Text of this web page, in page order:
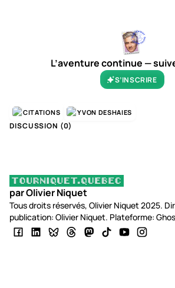
L’aventure continue —
S’INSCRIRE
CITATIONS YVON DESHAIES
DISCUSSION (0)
par Olivier Niquet
Tous droits réservés, Olivier Niquet 2025.
publication: Olivier Niquet. Plateforme: